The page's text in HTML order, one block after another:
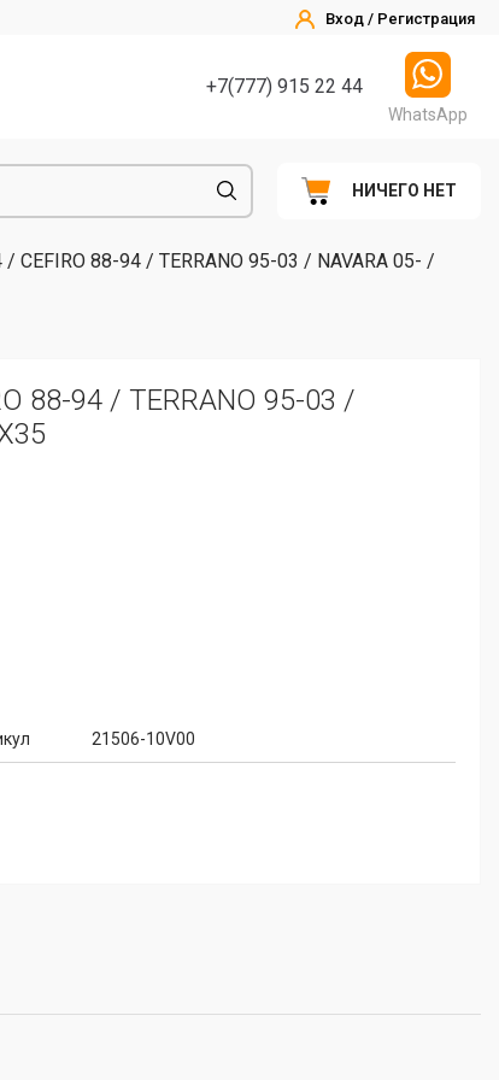
Вход / Регистрация
+7(777) 915 22 44
WhatsApp
НИЧЕГО НЕТ
CEFIRO 88-94 / TERRANO 95-03 / NAVARA 05- /
88-94 / TERRANO 95-03 /
21506-10V00